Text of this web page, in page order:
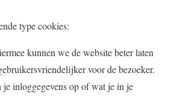
type cookies:
kunnen we de website beter laten
voor de bezoeker.
inloggegevens op of wat je in je